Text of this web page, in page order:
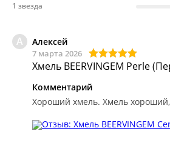
1 звезда
А Алексей
7 марта 2026
Хмель BEERVINGEM Perle
Комментарий
Хороший хмель. Хмель